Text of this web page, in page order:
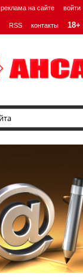
реклама на сайте войти
RSS контакты 18+